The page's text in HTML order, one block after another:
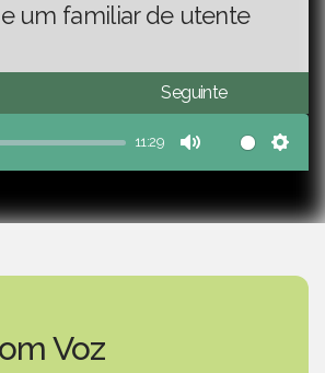
um familiar de utente
Seguinte
11:29
Mute
Voz